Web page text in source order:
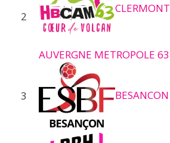
2
CLERMONT
AUVERGNE METROPOLE 63
3 BESANCON